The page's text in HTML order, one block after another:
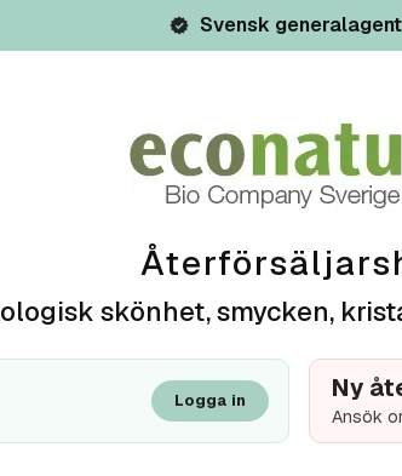
Svensk generalagent
skönhet, smycken,
Logga in Ny
Ansök